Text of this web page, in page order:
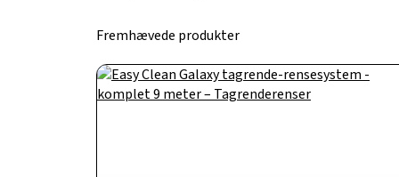
Fremhævede produkter